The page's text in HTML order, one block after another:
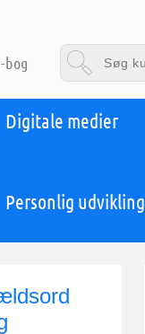
bog
Digitale medier
Personlig udvikling